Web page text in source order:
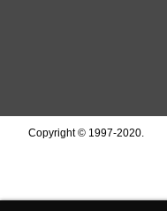
Copyright © 1997-2020.